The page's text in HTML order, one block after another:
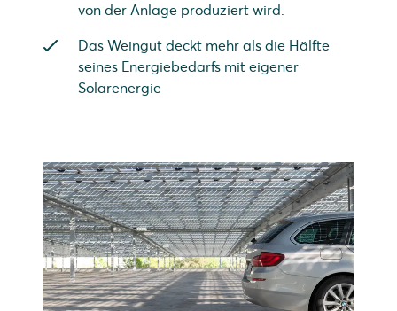
von der Anlage produziert wird.
Das Weingut deckt mehr als die Hälfte
seines Energiebedarfs mit eigener
Solarenergie